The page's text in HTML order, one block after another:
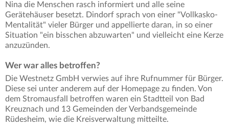
Nina die Menschen rasch informiert und alle seine
Gerätehäuser besetzt. Dindorf sprach von einer "Vollkasko-
Mentalität" vieler Bürger und appellierte daran, in so einer
Situation "ein bisschen abzuwarten" und vielleicht eine Kerze
anzuzünden.
Wer war alles betroffen?
Die Westnetz GmbH verwies auf ihre Rufnummer für Bürger.
Diese sei unter anderem auf der Homepage zu finden. Von
dem Stromausfall betroffen waren ein Stadtteil von Bad
Kreuznach und 13 Gemeinden der Verbandsgemeinde
Rüdesheim, wie die Kreisverwaltung mitteilte.